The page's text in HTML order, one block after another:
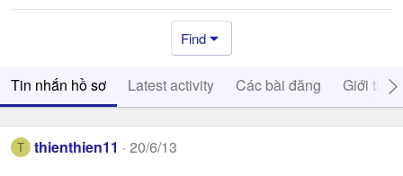
Find
Tin nhắn hồ sơ Latest activity Các bài đăng Giới thiệu
T thienthien11 20/6/13